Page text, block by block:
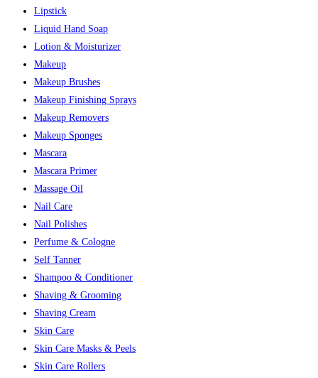
Lipstick
Liquid Hand Soap
Lotion & Moisturizer
Makeup
Makeup Brushes
Makeup Finishing Sprays
Makeup Removers
Makeup Sponges
Mascara
Mascara Primer
Massage Oil
Nail Care
Nail Polishes
Perfume & Cologne
Self Tanner
Shampoo & Conditioner
Shaving & Grooming
Shaving Cream
Skin Care
Skin Care Masks & Peels
Skin Care Rollers